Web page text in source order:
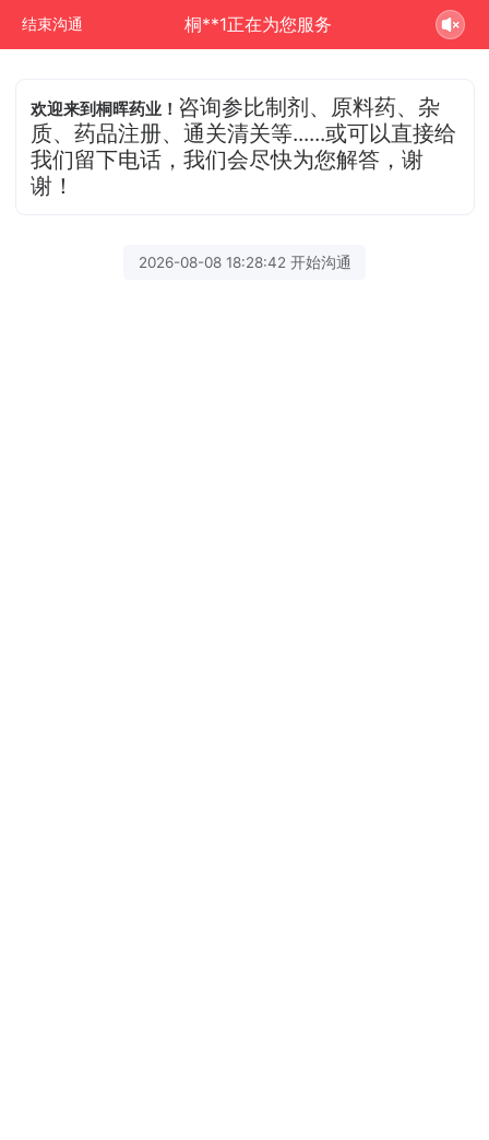
结束沟通 桐**1正在为您服务
欢迎来到桐晖药业！ 咨询参比制剂、原料药、杂
质、药品注册、通关清关等......或可以直接给
我们留下电话，我们会尽快为您解答，谢
谢！
2026-08-08 18:28:42 开始沟通